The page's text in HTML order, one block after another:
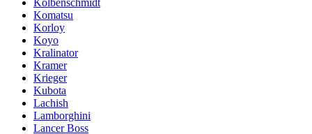
Kolbenschmidt
Komatsu
Korloy
Koyo
Kralinator
Kramer
Krieger
Kubota
Lachish
Lamborghini
Lancer Boss